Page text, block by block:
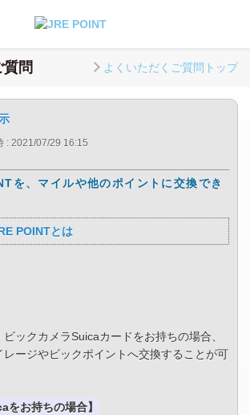
質問 よくいただくご質問トップ
: 2021/07/29 16:15
を、マイルや他のポイントに交換でき
POINTとは
ックカメラSuicaカードをお持ちの場合、
レージやビックポイントへ交換することが可
をお持ちの場合】